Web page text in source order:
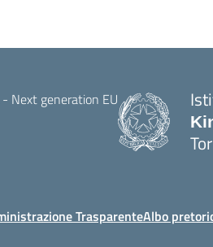
TrasparenteAlbo